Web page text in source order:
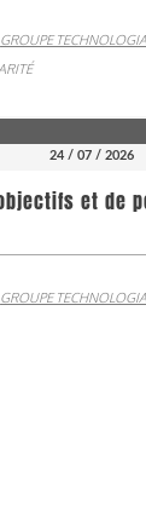
GROUPE TECHNOLOGIA
24 / 07 / 2026
et de
GROUPE TECHNOLOGIA